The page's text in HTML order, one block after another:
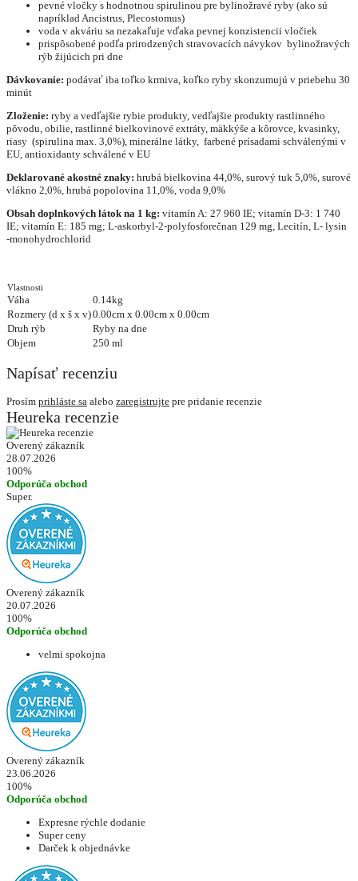
pevné vločky s hodnotnou spirulinou pre bylinožravé ryby (ako sú
napríklad Ancistrus, Plecostomus)
voda v akváriu sa nezakaľuje vďaka pevnej konzistencii vločiek
prispôsobené podľa prirodzených stravovacích návykov bylinožravých
rýb žijúcich pri dne
Dávkovanie: podávať iba toľko krmiva, koľko ryby skonzumujú v priebehu 30
minút
Zloženie: ryby a vedľajšie rybie produkty, vedľajšie produkty rastlinného
pôvodu, obilie, rastlinné bielkovinové extráty, mäkkýše a kôrovce, kvasinky,
riasy (spirulina max. 3,0%), minerálne látky, farbené prísadami schválenými v
EU, antioxidanty schválené v EU
Deklarované akostné znaky: hrubá bielkovina 44,0%, surový tuk 5,0%, surové
vlákno 2,0%, hrubá popolovina 11,0%, voda 9,0%
Obsah doplnkových látok na 1 kg: vitamín A: 27 960 IE; vitamín D-3: 1 740
IE; vitamín E: 185 mg; L-askorbyl-2-polyfosforečnan 129 mg, Lecitín, L- lysin
-monohydrochlorid
Vlastnosti
Váha
0.14kg
Rozmery (d x š x v)0.00cm x 0.00cm x 0.00cm
Druh rýb
Ryby na dne
Objem
250 ml
Napísať recenziu
Prosím prihláste sa alebo zaregistrujte pre pridanie recenzie
Heureka recenzie
Overený zákazník
28.07.2026
100%
Odporúča obchod
Super.
Overený zákazník
20.07.2026
100%
Odporúča obchod
velmi spokojna
Overený zákazník
23.06.2026
100%
Odporúča obchod
Expresne rýchle dodanie
Super ceny
Darček k objednávke